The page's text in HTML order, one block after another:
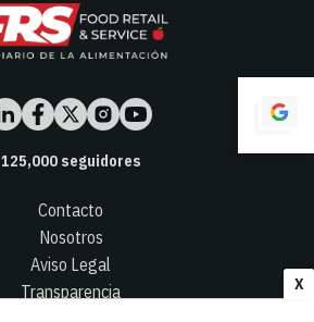
X
125,000seguidores
Contacto
Nosotros
Aviso Legal
Transparencia